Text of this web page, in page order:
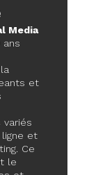
Media
et
et
Ce
le